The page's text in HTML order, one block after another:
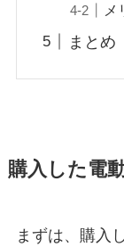
メ
まとめ
購入した電
まずは、購入